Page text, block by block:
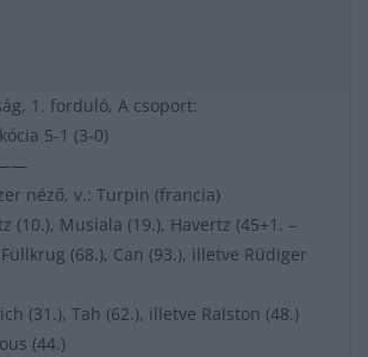
1. forduló, A csoport:
5-1 (3-0)
néző, v.: Turpin (francia)
(10.), Musiala (19.), Havertz (45+1. –
(68.), Can (93.), illetve Rüdiger
(31.), Tah (62.), illetve Ralston (48.)
(44.)